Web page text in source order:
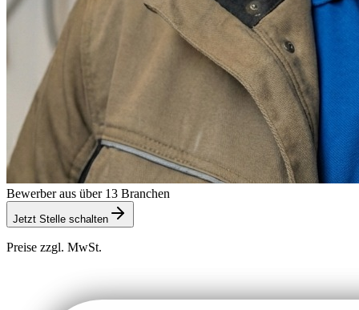
Bewerber aus über 13 Branchen
Jetzt Stelle schalten
Preise zzgl. MwSt.